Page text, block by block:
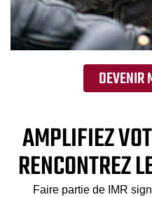
DEVENIR
AMPLIFIEZ
RENCONTREZ
Faire partie de IMR